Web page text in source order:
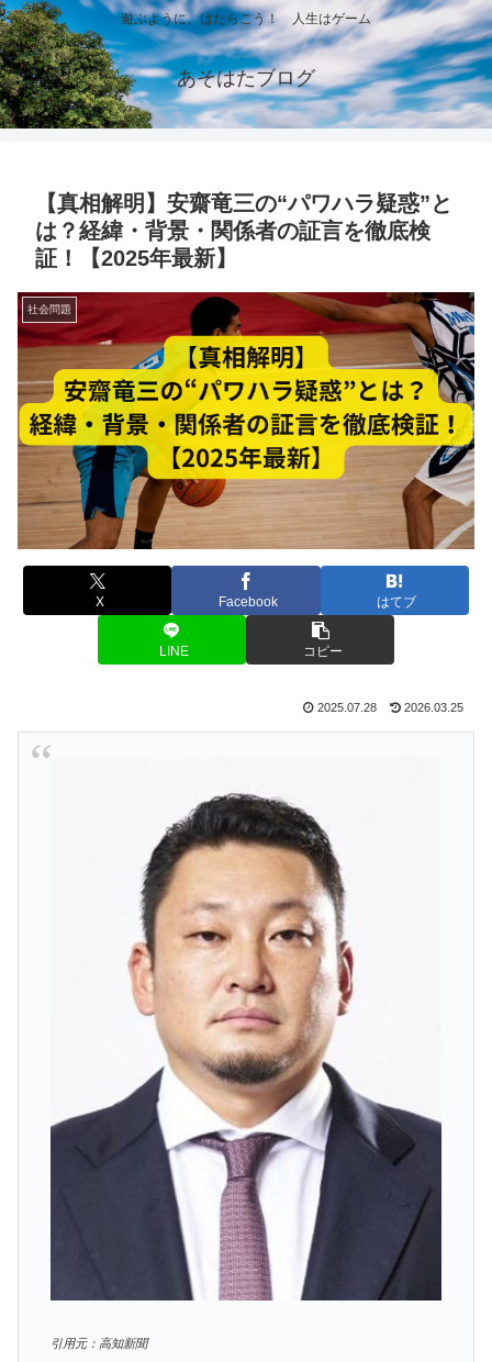
遊ぶように、はたらこう！ 人生はゲーム
あそはたブログ
【真相解明】安齋竜三の“パワハラ疑惑”と
は？経緯・背景・関係者の証言を徹底検
証！【2025年最新】
社会問題
X Facebook はてブ
LINE コピー
2025.07.28 2026.03.25
引用元：高知新聞